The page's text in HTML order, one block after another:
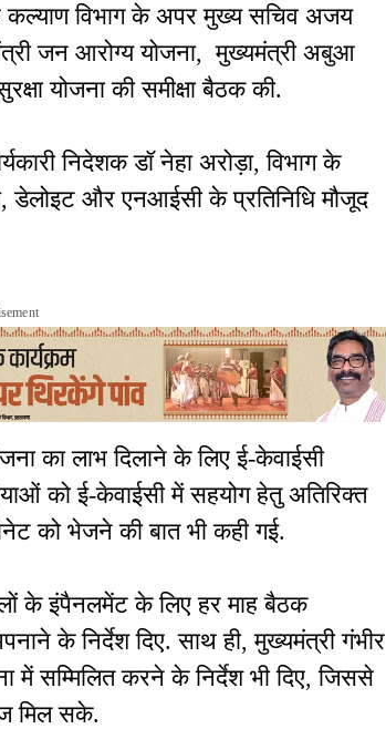
कल्याण विभाग के अपर मुख्य सचिव अजय
जन आरोग्य योजना, मुख्यमंत्री अबुआ
योजना की समीक्षा बैठक की.
निदेशक डॉ नेहा अरोड़ा, विभाग के
डेलोइट और एनआईसी के प्रतिनिधि मौजूद
का लाभ दिलाने के लिए ई-केवाईसी
को ई-केवाईसी में सहयोग हेतु अतिरिक्त
को भेजने की बात भी कही गई.
के इंपैनलमेंट के लिए हर माह बैठक
के निर्देश दिए. साथ ही, मुख्यमंत्री गंभीर
में सम्मिलित करने के निर्देश भी दिए, जिससे
मिल सके.